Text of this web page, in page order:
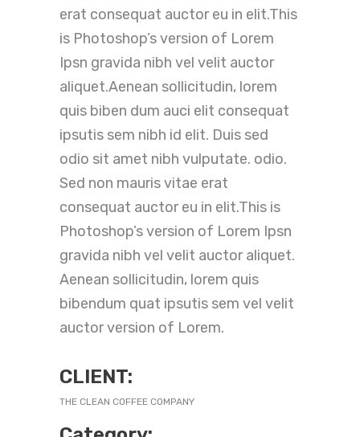
erat consequat auctor eu in elit.This
is Photoshop’s version of Lorem
Ipsn gravida nibh vel velit auctor
aliquet.Aenean sollicitudin, lorem
quis biben dum auci elit consequat
ipsutis sem nibh id elit. Duis sed
odio sit amet nibh vulputate. odio.
Sed non mauris vitae erat
consequat auctor eu in elit.This is
Photoshop’s version of Lorem Ipsn
gravida nibh vel velit auctor aliquet.
Aenean sollicitudin, lorem quis
bibendum quat ipsutis sem vel velit
auctor version of Lorem.
CLIENT:
THE CLEAN COFFEE COMPANY